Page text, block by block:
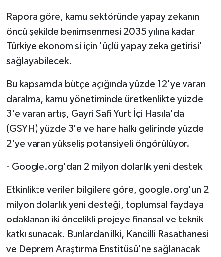
Rapora göre, kamu sektöründe yapay zekanın
öncü şekilde benimsenmesi 2035 yılına kadar
Türkiye ekonomisi için 'üçlü yapay zeka getirisi'
sağlayabilecek.
Bu kapsamda bütçe açığında yüzde 12'ye varan
daralma, kamu yönetiminde üretkenlikte yüzde
3'e varan artış, Gayri Safi Yurt İçi Hasıla'da
(GSYH) yüzde 3'e ve hane halkı gelirinde yüzde
2'ye varan yükseliş potansiyeli öngörülüyor.
- Google.org'dan 2 milyon dolarlık yeni destek
Etkinlikte verilen bilgilere göre, google.org'un 2
milyon dolarlık yeni desteği, toplumsal faydaya
odaklanan iki öncelikli projeye finansal ve teknik
katkı sunacak. Bunlardan ilki, Kandilli Rasathanesi
ve Deprem Araştırma Enstitüsü'ne sağlanacak